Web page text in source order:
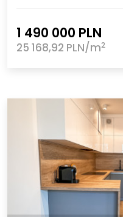
1 490 000 PLN
25 168,92 PLN/m2